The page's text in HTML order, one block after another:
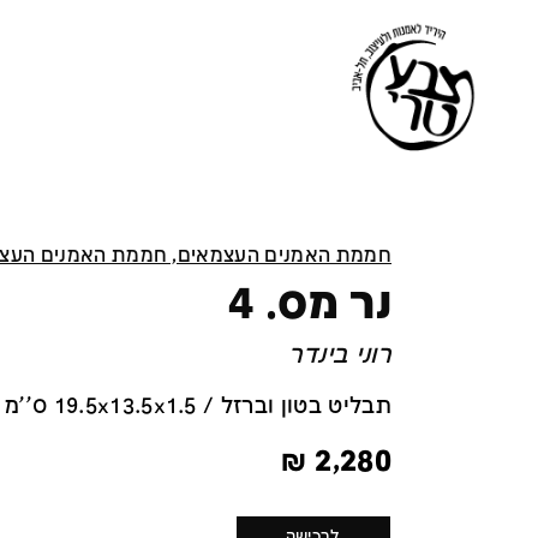
חממת האמנים העצמאים, חממת האמנים
נר מס. 4
רוני בינדר
תבליט בטון וברזל / 19.5x13.5x1.5 ס''מ
2,280
₪